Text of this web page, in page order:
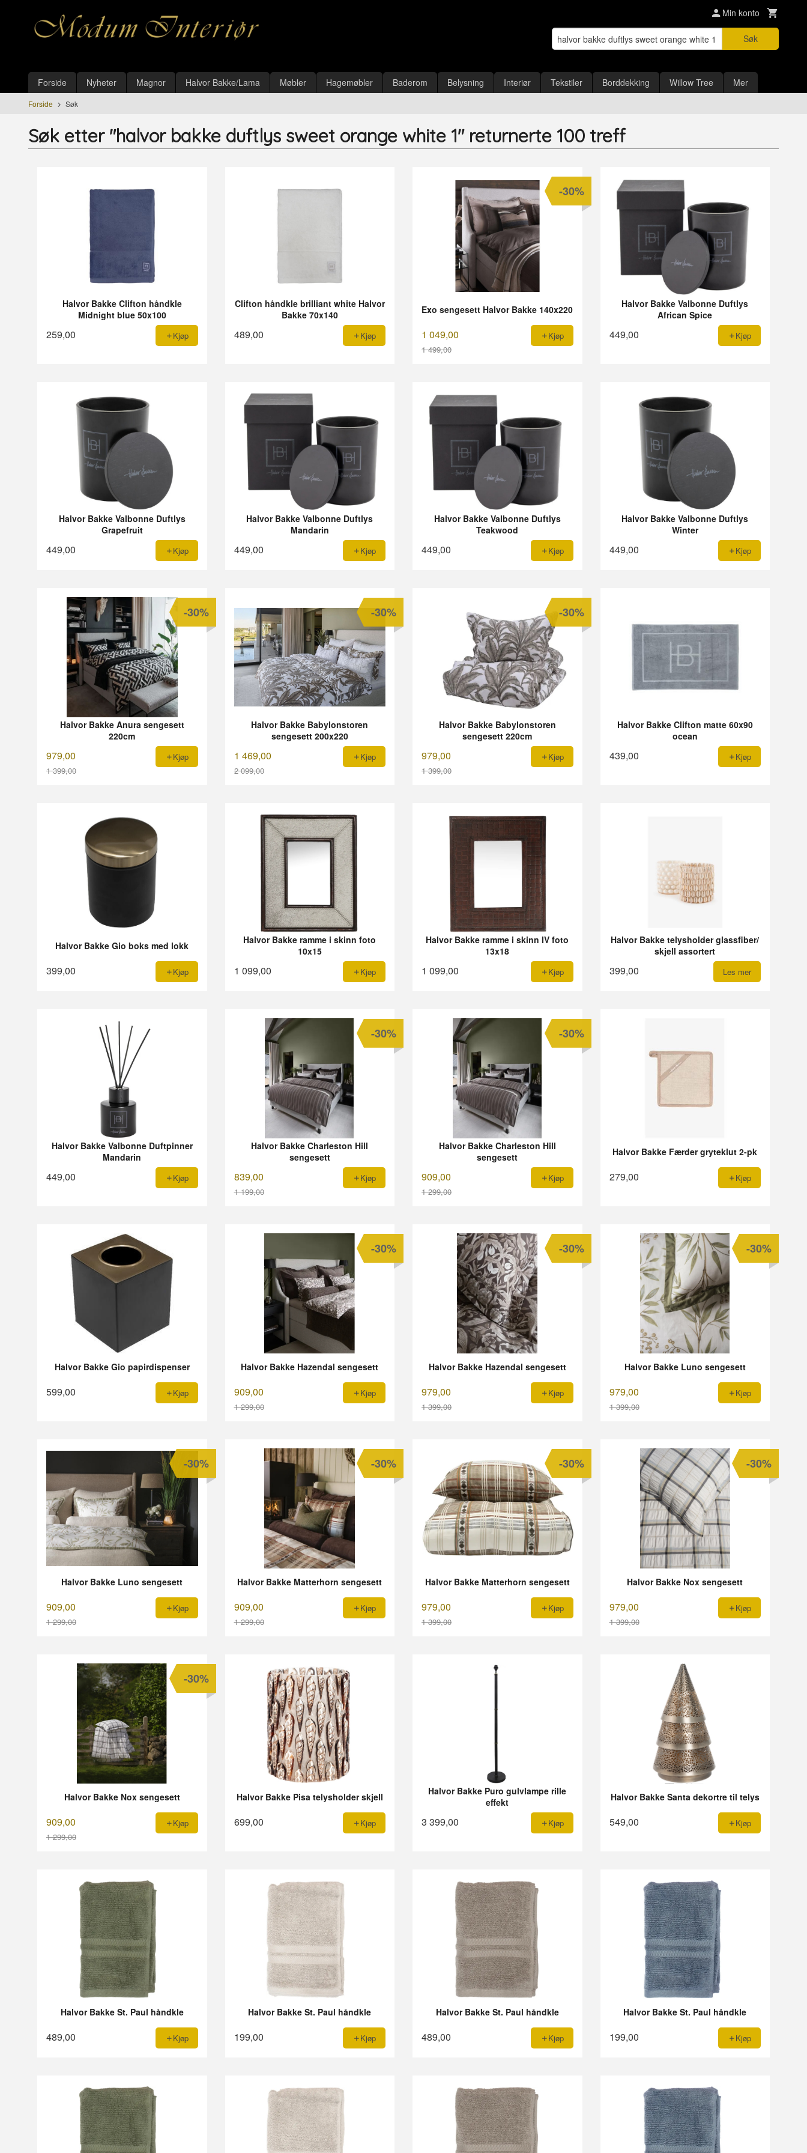
innholdet
Min konto
Søk
Produkter
Forside Nyheter Magnor Halvor Bakke/Lama Møbler Hagemøbler Baderom Belysning Interiør Tekstiler Borddekking Willow Tree Mer
Forside Søk
Søk etter "halvor bakke duftlys sweet orange white 1" returnerte 100 treff
Halvor Bakke Clifton håndkle
Midnight blue 50x100
259,00 Kjøp
Clifton håndkle brilliant white Halvor
Bakke 70x140
489,00 Kjøp
Exo sengesett Halvor Bakke 140x220
1 049,00
1 499,00
-30%
Kjøp
Halvor Bakke Valbonne Duftlys
African Spice
449,00 Kjøp
Halvor Bakke Valbonne Duftlys
Grapefruit
449,00 Kjøp
Halvor Bakke Valbonne Duftlys
Mandarin
449,00 Kjøp
Halvor Bakke Valbonne Duftlys
Teakwood
449,00 Kjøp
Halvor Bakke Valbonne Duftlys
Winter
449,00 Kjøp
Halvor Bakke Anura sengesett
220cm
979,00
1 399,00
-30%
Kjøp
Halvor Bakke Babylonstoren
sengesett 200x220
1 469,00
2 099,00
-30%
Kjøp
Halvor Bakke Babylonstoren
sengesett 220cm
979,00
1 399,00
-30%
Kjøp
Halvor Bakke Clifton matte 60x90
ocean
439,00 Kjøp
Halvor Bakke Gio boks med lokk
399,00 Kjøp
Halvor Bakke ramme i skinn foto
10x15
1 099,00 Kjøp
Halvor Bakke ramme i skinn IV foto
13x18
1 099,00 Kjøp
Halvor Bakke telysholder glassfiber/
skjell assortert
399,00 Les mer
Halvor Bakke Valbonne Duftpinner
Mandarin
449,00 Kjøp
Halvor Bakke Charleston Hill
sengesett
839,00
1 199,00
-30%
Kjøp
Halvor Bakke Charleston Hill
sengesett
909,00
1 299,00
-30%
Kjøp
Halvor Bakke Færder gryteklut 2-pk
279,00 Kjøp
Halvor Bakke Gio papirdispenser
599,00 Kjøp
Halvor Bakke Hazendal sengesett
909,00
1 299,00
-30%
Kjøp
Halvor Bakke Hazendal sengesett
979,00
1 399,00
-30%
Kjøp
Halvor Bakke Luno sengesett
979,00
1 399,00
-30%
Kjøp
Halvor Bakke Luno sengesett
909,00
1 299,00
-30%
Kjøp
Halvor Bakke Matterhorn sengesett
909,00
1 299,00
-30%
Kjøp
Halvor Bakke Matterhorn sengesett
979,00
1 399,00
-30%
Kjøp
Halvor Bakke Nox sengesett
979,00
1 399,00
-30%
Kjøp
Halvor Bakke Nox sengesett
909,00
1 299,00
-30%
Kjøp
Halvor Bakke Pisa telysholder skjell
699,00 Kjøp
Halvor Bakke Puro gulvlampe rille
effekt
3 399,00 Kjøp
Halvor Bakke Santa dekortre til telys
549,00 Kjøp
Halvor Bakke St. Paul håndkle
489,00 Kjøp
Halvor Bakke St. Paul håndkle
199,00 Kjøp
Halvor Bakke St. Paul håndkle
489,00 Kjøp
Halvor Bakke St. Paul håndkle
199,00 Kjøp